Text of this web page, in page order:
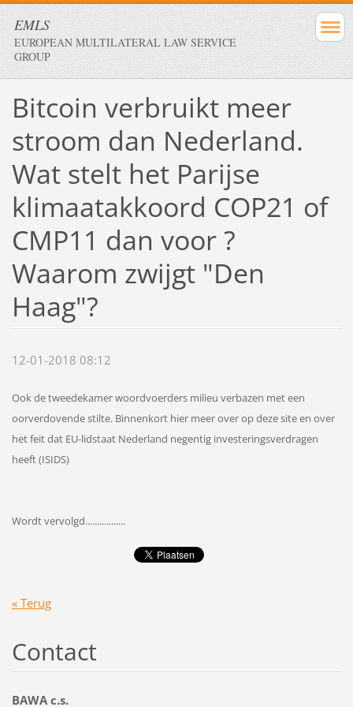
EMLS
EUROPEAN MULTILATERAL LAW SERVICE
GROUP
Bitcoin verbruikt meer
stroom dan Nederland.
Wat stelt het Parijse
klimaatakkoord COP21 of
CMP11 dan voor ?
Waarom zwijgt "Den
Haag"?
12-01-2018 08:12
Ook de tweedekamer woordvoerders milieu verbazen met een
oorverdovende stilte. Binnenkort hier meer over op deze site en over
het feit dat EU-lidstaat Nederland negentig investeringsverdragen
heeft (ISIDS)
Wordt vervolgd.................
« Terug
Contact
BAWA c.s.